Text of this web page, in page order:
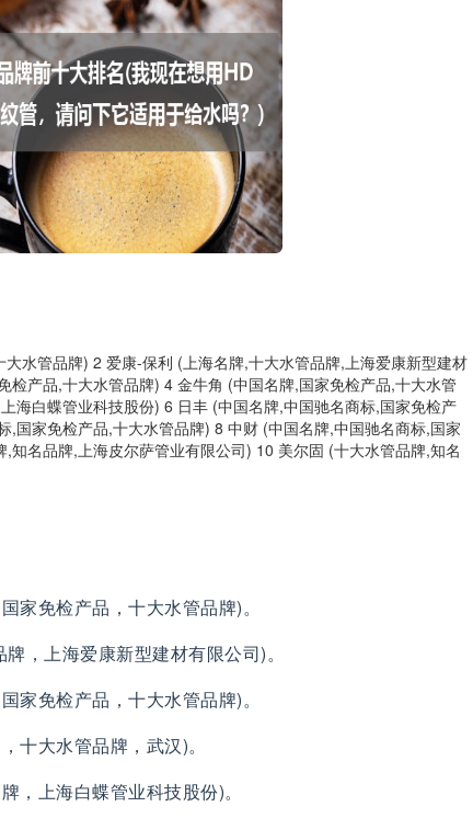
水管品牌) 2 爱康-保利 (上海名牌,十大水管品牌,上海爱康新型建材
产品,十大水管品牌) 4 金牛角 (中国名牌,国家免检产品,十大水管
海白蝶管业科技股份) 6 日丰 (中国名牌,中国驰名商标,国家免检产
国家免检产品,十大水管品牌) 8 中财 (中国名牌,中国驰名商标,国家
名品牌,上海皮尔萨管业有限公司) 10 美尔固 (十大水管品牌,知名
家免检产品，十大水管品牌)。
，上海爱康新型建材有限公司)。
家免检产品，十大水管品牌)。
十大水管品牌，武汉)。
，上海白蝶管业科技股份)。